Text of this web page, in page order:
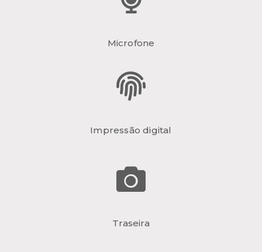
Microfone
Impressão digital
Traseira